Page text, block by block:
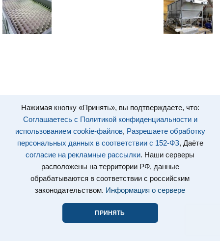
Нажимая кнопку «Принять», вы подтверждаете, что:
Соглашаетесь с Политикой конфиденциальности и
использованием cookie-файлов, Разрешаете обработку
персональных данных в соответствии с 152-ФЗ, Даёте
согласие на рекламные рассылки. Наши серверы
расположены на территории РФ, данные
обрабатываются в соответствии с российским
законодательством. Информация о сервере
ПРИНЯТЬ